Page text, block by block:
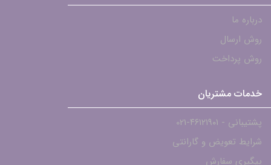
درباره ما
روش ارسال
روش پرداخت
خدمات مشتریان
پشتیبانی - ۴۶۱۲۱۹۰۱-021
شرایط تعویض و گارانتی
پیگیری سفارش